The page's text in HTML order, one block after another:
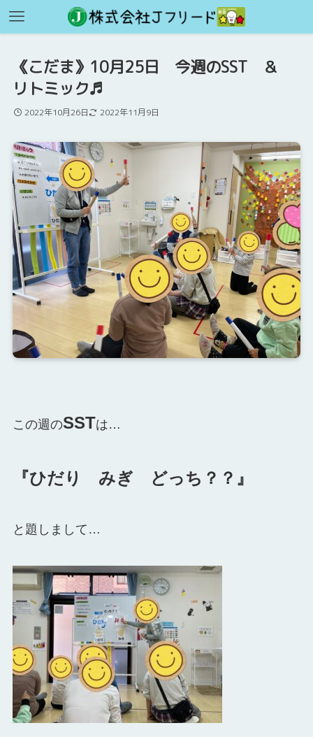
《こだま》10月25日 今週のSST ＆
リトミック♬
2022年10月26日 2022年11月9日
この週のSSTは…
『ひだり みぎ どっち？？』
と題しまして…